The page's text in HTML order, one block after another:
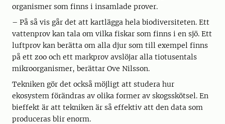
organismer som finns i insamlade prover.
– På så vis går det att kartlägga hela biodiversiteten. Ett
vattenprov kan tala om vilka fiskar som finns i en sjö. Ett
luftprov kan berätta om alla djur som till exempel finns
på ett zoo och ett markprov avslöjar alla tiotusentals
mikroorganismer, berättar Ove Nilsson.
Tekniken gör det också möjligt att studera hur
ekosystem förändras av olika former av skogsskötsel. En
bieffekt är att tekniken är så effektiv att den data som
produceras blir enorm.